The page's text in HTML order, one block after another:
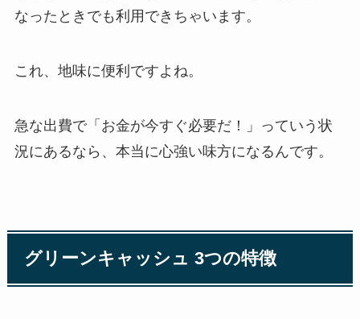
なったときでも利用できちゃいます。
これ、地味に便利ですよね。
急な出費で「お金が今すぐ必要だ！」っていう状
況にあるなら、本当に心強い味方になるんです。
グリーンキャッシュ 3つの特徴